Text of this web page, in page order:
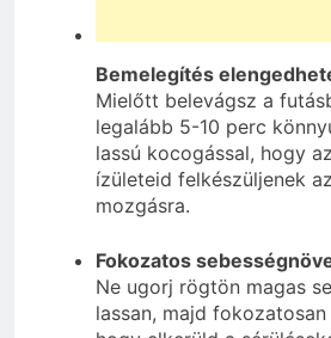
Bemelegítés
Mielőtt belevágsz a
legalább 5-10 perc
lassú kocogással, hogy
ízületeid felkészüljenek
mozgásra.
Fokozatos
Ne ugorj rögtön magas
lassan, majd